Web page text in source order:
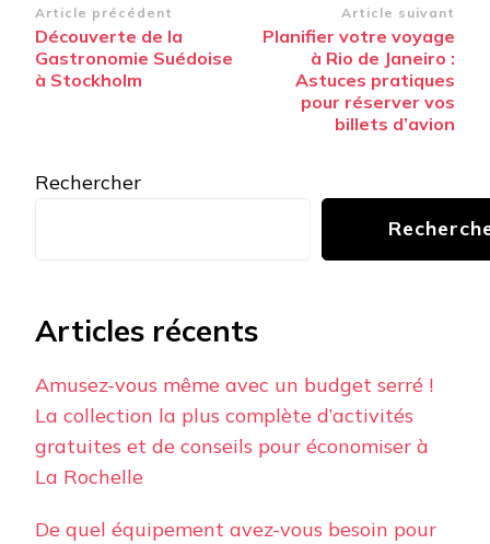
Navigation
d’article
Article précédent
Découverte de la
Gastronomie Suédoise
à Stockholm
Article suivant
Planifier votre voyage
à Rio de Janeiro :
Astuces pratiques
pour réserver vos
billets d’avion
Rechercher
Articles récents
Amusez-vous même avec un budget serré !
La collection la plus complète d’activités
gratuites et de conseils pour économiser à
La Rochelle
De quel équipement avez-vous besoin pour